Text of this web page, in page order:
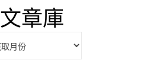
文章庫